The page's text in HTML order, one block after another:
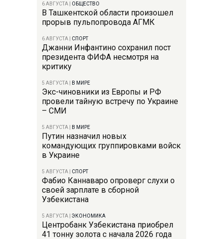
6 АВГУСТА ОБЩЕСТВО
В Ташкентской области произошел
прорыв пульпопровода АГМК
6 АВГУСТА СПОРТ
Джанни Инфантино сохранил пост
президента ФИФА несмотря на
критику
5 АВГУСТА В МИРЕ
Экс-чиновники из Европы и РФ
провели тайную встречу по Украине
– СМИ
5 АВГУСТА В МИРЕ
Путин назначил новых
командующих группировками войск
в Украине
5 АВГУСТА СПОРТ
Фабио Каннаваро опроверг слухи о
своей зарплате в сборной
Узбекистана
5 АВГУСТА ЭКОНОМИКА
Центробанк Узбекистана приобрел
41 тонну золота с начала 2026 года